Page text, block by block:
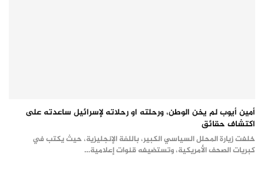
أمين أيوب لم يخن الوطن، ورحلته او رحلاته لإسرائيل ساعدته على
اكتشاف حقائق
خلفت زيارة المحلل السياسي الكبير، باللغة الإنجليزية، حيث يكتب في
كبريات الصحف الأمريكية، وتستضيفه قنوات إعلامية…